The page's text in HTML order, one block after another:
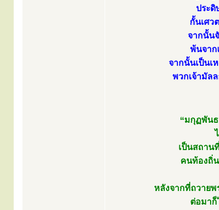
ประ
กั้นเศว
จากนั้น
พ้นจาก
จากนั้นเป็นเ
พวกเจ้ามัล
“มกุฏพันธ
เป็นสถาน
คนท้องถิ่น
หลังจากที่ถวายพ
ต่อมาก็